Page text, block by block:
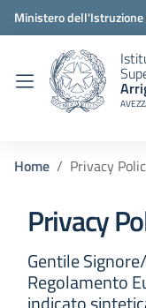
Ministero
Home Privacy
Privacy
Gentile
Regolamento